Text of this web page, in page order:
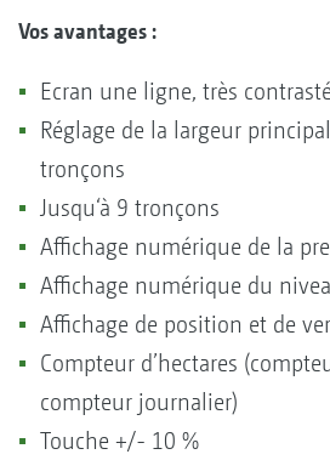
Vos avantages :
Ecran une ligne, très
Réglage de la largeur
tronçons
Jusqu‘à 9 tronçons
Affichage numérique de la
Affichage numérique du
Affichage de position et de
Compteur d’hectares
compteur journalier)
Touche +/- 10 %